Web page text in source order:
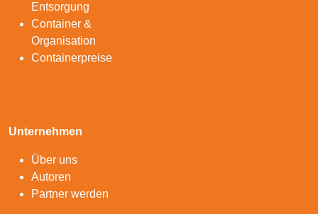
Entsorgung
Container &
Organisation
Containerpreise
Unternehmen
Über uns
Autoren
Partner werden